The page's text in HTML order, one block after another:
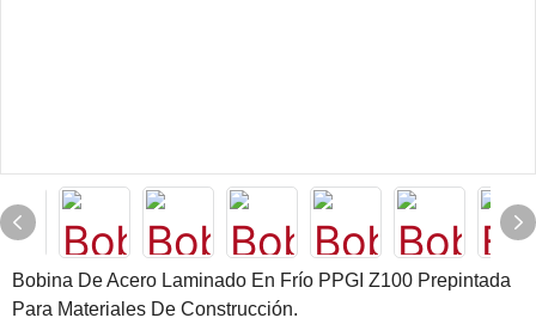
Bobina De Acero Laminado En Frío PPGI Z100 Prepintada
Para Materiales De Construcción.